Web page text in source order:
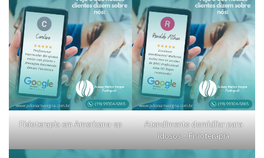
Fisioterapia em Americana-sp
Atendimento domiciliar para
idosos – Fisioterapia